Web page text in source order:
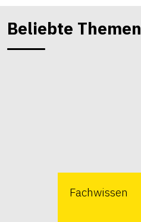
Beliebte Themen
Fachwissen